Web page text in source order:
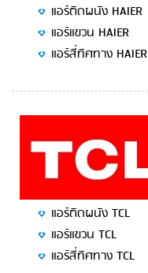
แอร์ติดผนัง HAIER
แอร์แขวน HAIER
แอร์สี่ทิศทาง HAIER
แอร์ติดผนัง TCL
แอร์แขวน TCL
แอร์สี่ทิศทาง TCL